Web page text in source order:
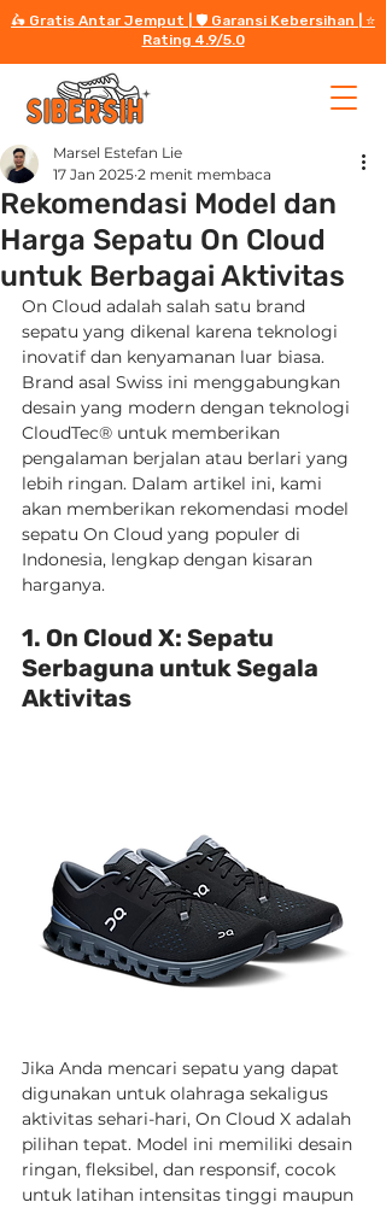
🛵 Gratis Antar Jemput | 🛡️ Garansi Kebersihan | ⭐️
Rating 4.9/5.0
Rekomendasi Model dan
Harga Sepatu On Cloud
untuk Berbagai Aktivitas
Marsel Estefan Lie
17 Jan 2025 2 menit membaca
On Cloud adalah salah satu brand
sepatu yang dikenal karena teknologi
inovatif dan kenyamanan luar biasa.
Brand asal Swiss ini menggabungkan
desain yang modern dengan teknologi
CloudTec® untuk memberikan
pengalaman berjalan atau berlari yang
lebih ringan. Dalam artikel ini, kami
akan memberikan rekomendasi model
sepatu On Cloud yang populer di
Indonesia, lengkap dengan kisaran
harganya.
1. On Cloud X: Sepatu
Serbaguna untuk Segala
Aktivitas
Jika Anda mencari sepatu yang dapat
digunakan untuk olahraga sekaligus
aktivitas sehari-hari, On Cloud X adalah
pilihan tepat. Model ini memiliki desain
ringan, fleksibel, dan responsif, cocok
untuk latihan intensitas tinggi maupun